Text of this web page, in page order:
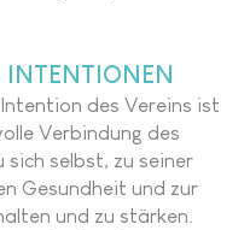
des Vereins ist
Verbindung des
sich selbst, zu seiner
Gesundheit und zur
und zu stärken.